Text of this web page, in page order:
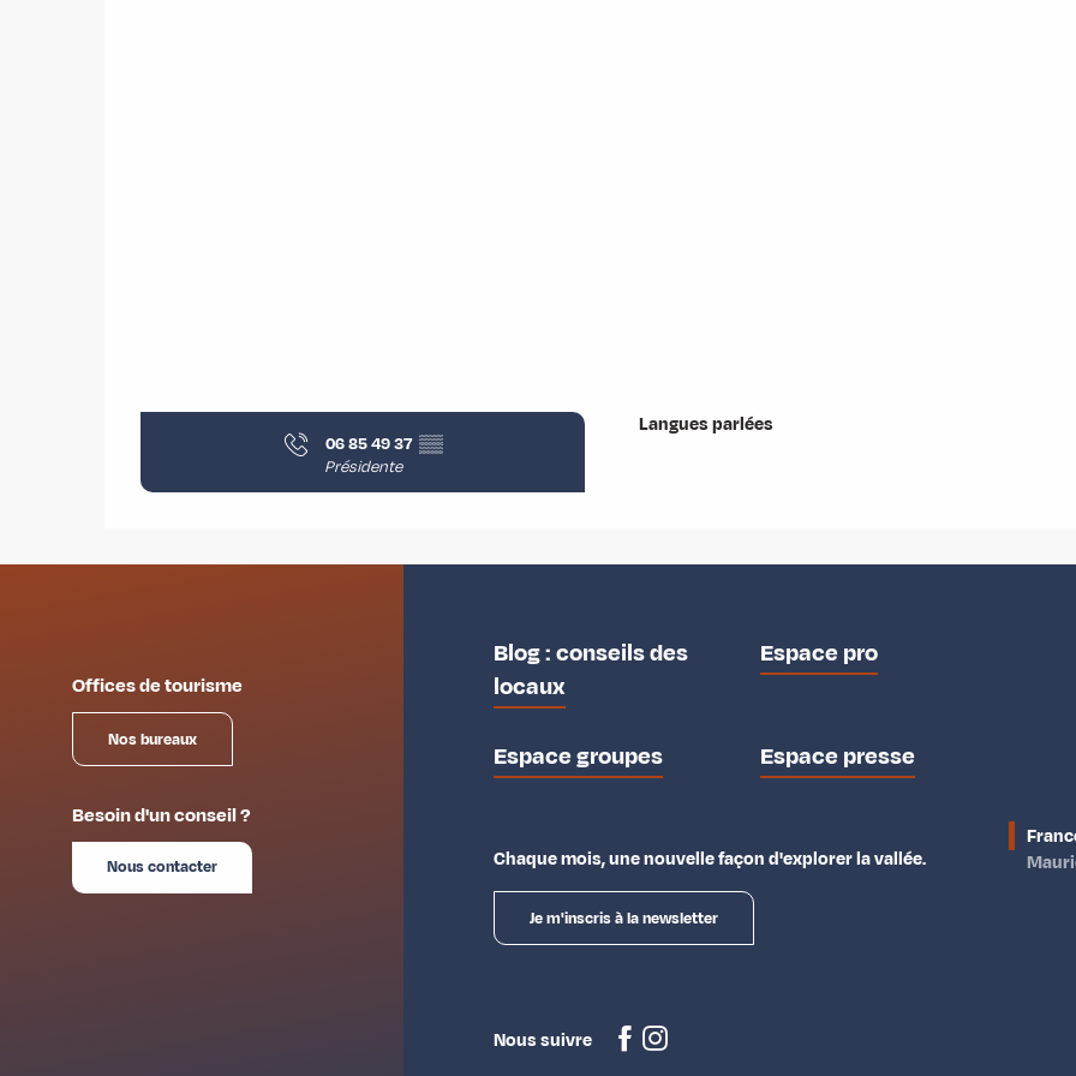
06 85 49 37 ▒▒
Présidente
Langues parlées
Langues parlées
Offices de tourisme
Nos bureaux
Besoin d'un conseil ?
Nous contacter
Blog : conseils des
locaux
Espace pro
Espace groupes Espace presse
Chaque mois, une nouvelle façon d'explorer la vallée.
Je m'inscris à la newsletter
Nous suivre